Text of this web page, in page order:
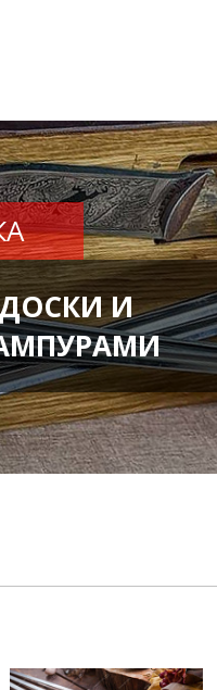
И